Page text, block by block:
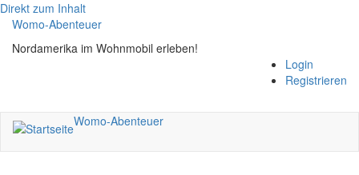
Direkt zum Inhalt
Womo-Abenteuer
Nordamerika im Wohnmobil erleben!
Login
Registrieren
Womo-Abenteuer